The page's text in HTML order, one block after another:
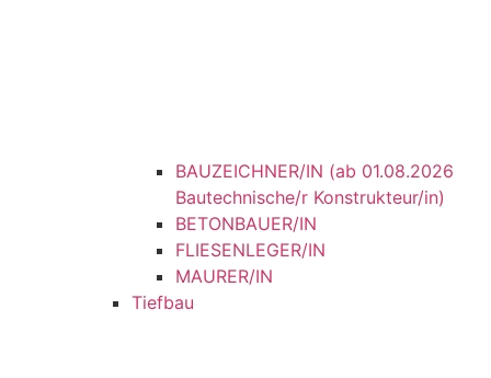
BAUZEICHNER/IN (ab 01.08.2026
Bautechnische/r Konstrukteur/in)
BETONBAUER/IN
FLIESENLEGER/IN
MAURER/IN
Tiefbau